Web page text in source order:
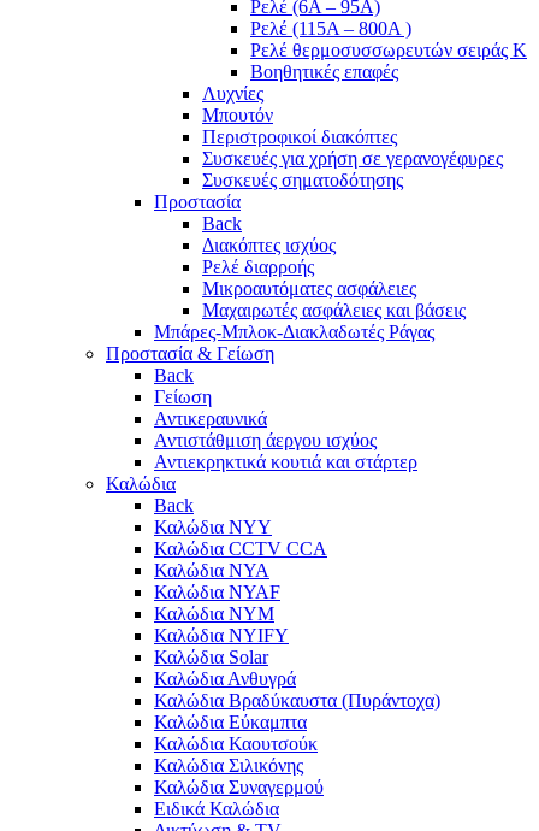
Ρελέ (6A – 95A)
Ρελέ (115A – 800A )
Ρελέ θερμοσυσσωρευτών σειράς Κ
Βοηθητικές επαφές
Λυχνίες
Μπουτόν
Περιστροφικοί διακόπτες
Συσκευές για χρήση σε γερανογέφυρες
Συσκευές σηματοδότησης
Προστασία
Back
Διακόπτες ισχύος
Ρελέ διαρροής
Μικροαυτόματες ασφάλειες
Μαχαιρωτές ασφάλειες και βάσεις
Μπάρες-Μπλοκ-Διακλαδωτές Ράγας
Προστασία & Γείωση
Back
Γείωση
Αντικεραυνικά
Αντιστάθμιση άεργου ισχύος
Αντιεκρηκτικά κουτιά και στάρτερ
Καλώδια
Back
Καλώδια NYY
Καλώδια CCTV CCA
Καλώδια NYA
Καλώδια NYAF
Καλώδια NYΜ
Καλώδια ΝΥΙFY
Καλώδια Solar
Καλώδια Ανθυγρά
Καλώδια Βραδύκαυστα (Πυράντοχα)
Καλώδια Εύκαμπτα
Καλώδια Καουτσούκ
Καλώδια Σιλικόνης
Καλώδια Συναγερμού
Ειδικά Καλώδια